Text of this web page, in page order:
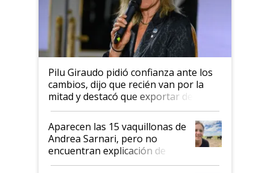
Pilu Giraudo pidió confianza ante los
cambios, dijo que recién van por la
mitad y destacó que exportar dejó de
ser "para unos pocos": "Tenemos un
mandato muy claro del gobierno
nacional"
Aparecen las 15 vaquillonas de
Andrea Sarnari, pero no
encuentran explicación de
cómo llegaron allí